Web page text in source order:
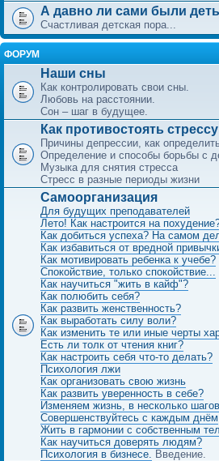
А давно ли сами были
Счастливая детская пора...
ФОРУМ
Наши сны
Как контролировать свои сны.
Любовь на расстоянии.
Сон – шаг в будущее.
Как противостоять стрессу
Причины депрессии, как
Определение и способы борьбы с
Музыка для снятия стресса
Стресс в разные периоды жизни
Самоорганизация
Для будущих преподавателей
Лето! Как настроится на
Как добиться успеха? На самом
Как избавиться от вредной
Как мотивировать ребенка к учебе?
Спокойствие, только спокойствие...
Как научиться "жить в кайф"?
Как полюбить себя?
Как развить женственность?
Как выработать силу воли?
Как изменить те или иные черты
Есть ли толк от чтения книг?
Как настроить себя что-то делать?
Психология лжи
Как организовать свою жизнь
Как развить уверенность в себе?
Изменяем жизнь, в несколько
Совершенствуйтесь с каждым днём
Жить в гармонии с собственным
Как научиться доверять людям?
Психология в бизнесе. Введение.